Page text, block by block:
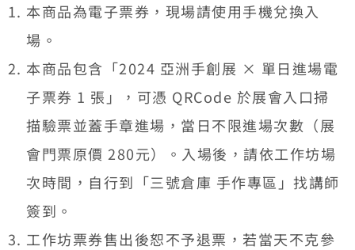
本商品為電子票券，現場請使用手機兌換入
場。
本商品包含「2024 亞洲手創展 × 單日進場電
子票券 1 張」，可憑 QRCode 於展會入口掃
描驗票並蓋手章進場，當日不限進場次數（展
會門票原價 280元）。入場後，請依工作坊場
次時間，自行到「三號倉庫 手作專區」找講師
簽到。
工作坊票券售出後恕不予退票，若當天不克參